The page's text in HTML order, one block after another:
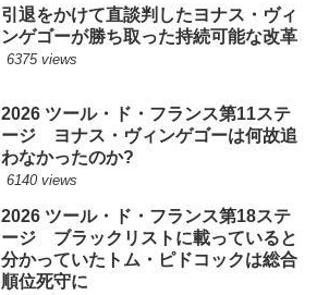
引退をかけて直談判したヨナス・ヴィ
ンゲゴーが勝ち取った持続可能な改革
6375 views
2026 ツール・ド・フランス第11ステ
ージ ヨナス・ヴィンゲゴーは何故追
わなかったのか?
6140 views
2026 ツール・ド・フランス第18ステ
ージ ブラックリストに載っていると
分かっていたトム・ピドコックは総合
順位死守に